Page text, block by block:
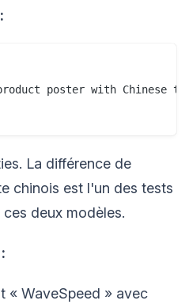
poster with Chinese
La différence de
chinois est l'un des tests
deux modèles.
« WaveSpeed » avec